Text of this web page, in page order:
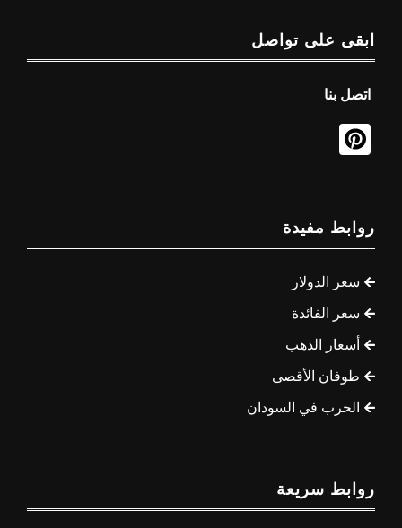
ابقى على تواصل
اتصل بنا
روابط مفيدة
سعر الدولار
سعر الفائدة
أسعار الذهب
طوفان الأقصى
الحرب في السودان
روابط سريعة